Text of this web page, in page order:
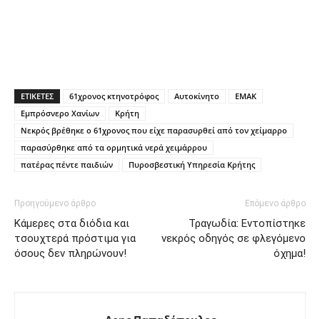
ΕΤΙΚΕΤΕΣ 61χρονος κτηνοτρόφος Αυτοκίνητο
ΕΜΑΚ
Εμπρόσνερο Χανίων
Κρήτη
Νεκρός βρέθηκε ο 61χρονος που είχε παρασυρθεί από τον χείμαρρο
παρασύρθηκε από τα ορμητικά νερά χειμάρρου
πατέρας πέντε παιδιών
Πυροσβεστική Υπηρεσία Κρήτης
Προηγούμενο άρθρο
Κάμερες στα διόδια και
τσουχτερά πρόστιμα για
όσους δεν πληρώνουν!
Επόμενο άρθρο
Τραγωδία: Εντοπίστηκε
νεκρός οδηγός σε φλεγόμενο
όχημα!